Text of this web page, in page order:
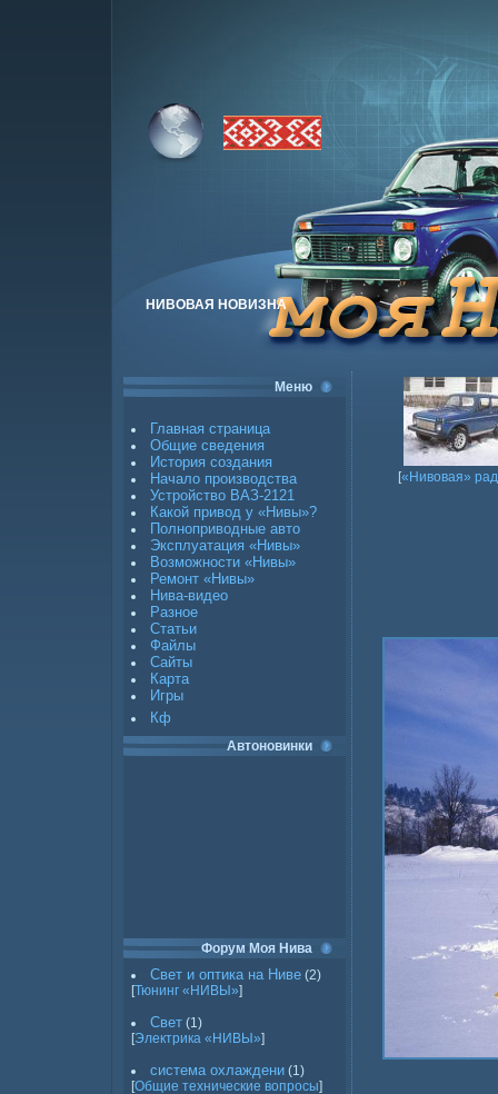
НИВОВАЯ НОВИЗНА
Меню
Главная страница
Общие сведения
История создания
Начало производства
Устройство ВАЗ-2121
Какой привод у «Нивы»?
Полноприводные авто
Эксплуатация «Нивы»
Возможности «Нивы»
Ремонт «Нивы»
Нива-видео
Разное
Статьи
Файлы
Сайты
Карта
Игры
Кф
Автоновинки
Форум Моя Нива
Свет и оптика на Ниве (2)
[Тюнинг «НИВЫ»]
Свет (1)
[Электрика «НИВЫ»]
система охлаждени (1)
[Общие технические вопросы]
[«Нивовая»